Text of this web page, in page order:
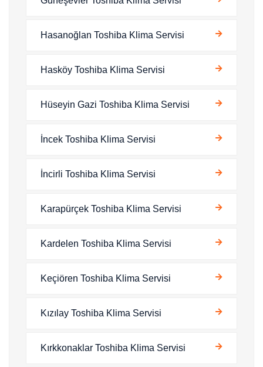
Hasanoğlan Toshiba Klima Servisi
Hasköy Toshiba Klima Servisi
Hüseyin Gazi Toshiba Klima Servisi
İncek Toshiba Klima Servisi
İncirli Toshiba Klima Servisi
Karapürçek Toshiba Klima Servisi
Kardelen Toshiba Klima Servisi
Keçiören Toshiba Klima Servisi
Kızılay Toshiba Klima Servisi
Kırkkonaklar Toshiba Klima Servisi